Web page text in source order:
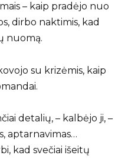
– kaip pradėjo nuo
dirbo naktimis, kad
nuomą.
su krizėmis, kaip
detalių, – kalbėjo ji, –
aptarnavimas…
kad svečiai išeitų